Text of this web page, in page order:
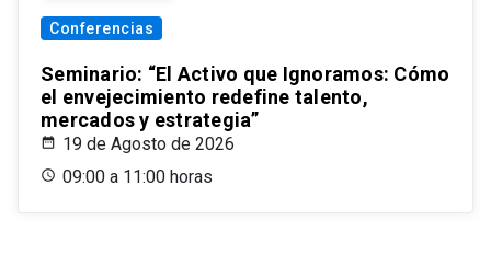
Conferencias
Seminario: “El Activo que Ignoramos: Cómo
el envejecimiento redefine talento,
mercados y estrategia”
19 de Agosto de 2026
09:00 a 11:00 horas